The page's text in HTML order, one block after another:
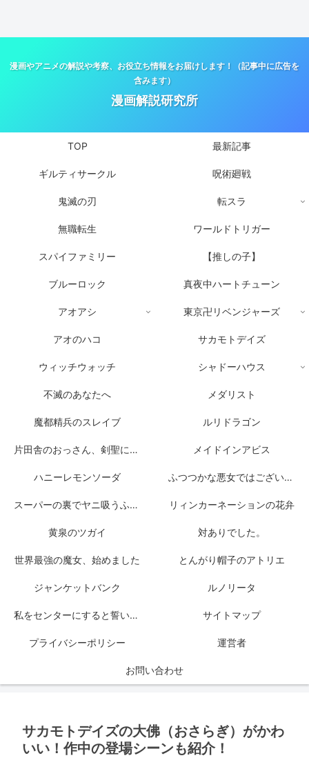
漫画やアニメの解説や考察、お役立ち情報をお届けします！（記事中に広告を
含みます）
漫画解説研究所
TOP 最新記事
ギルティサークル 呪術廻戦
鬼滅の刃 転スラ
無職転生 ワールドトリガー
スパイファミリー 【推しの子】
ブルーロック 真夜中ハートチューン
アオアシ 東京卍リベンジャーズ
アオのハコ サカモトデイズ
ウィッチウォッチ シャドーハウス
不滅のあなたへ メダリスト
魔都精兵のスレイブ ルリドラゴン
片田舎のおっさん、剣聖になる メイドインアビス
ハニーレモンソーダ ふつつかな悪女ではございますが
スーパーの裏でヤニ吸うふたり リィンカーネーションの花弁
黄泉のツガイ 対ありでした。
世界最強の魔女、始めました とんがり帽子のアトリエ
ジャンケットバンク ルノリータ
私をセンターにすると誓いますか？ サイトマップ
プライバシーポリシー 運営者
お問い合わせ
サカモトデイズの大佛（おさらぎ）がかわ
いい！作中の登場シーンも紹介！